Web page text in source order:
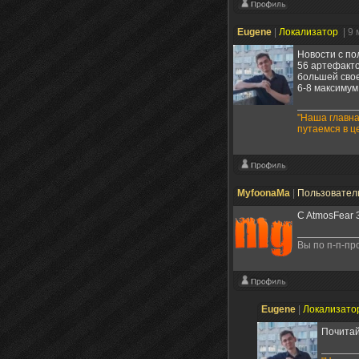
Eugene Локализатор
| 9
Новости с
56
большей
6-8
"Наша
путаемся в
MyfoonaMa
C AtmosFear
Вы по п-п-
Eugene